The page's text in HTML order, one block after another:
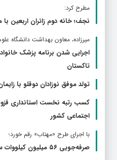
مطرح كرد:
نجف؛ خانه دوم زائران اربعین
ميرزاده، معاون بهداشت دانشگاه
اجرایی شدن برنامه پزشک
تاکستان
تولد موفق نوزادان دوقلو با
کسب رتبه نخست استانداری
اجتماعی کشور
با اجرای طرح «مهتاب» رقم خورد؛
صرفه‌جویی ۵۶ میلیون کیلووات‌ ساعت برق در استان